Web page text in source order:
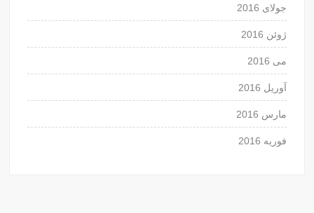
جولای 2016
ژوئن 2016
می 2016
آوریل 2016
مارس 2016
فوریه 2016